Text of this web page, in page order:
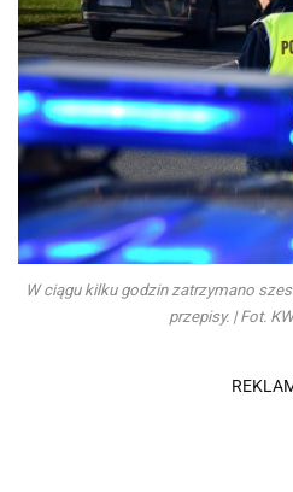
W ciągu kilku godzin zatrzymano
przepisy. | Fot.